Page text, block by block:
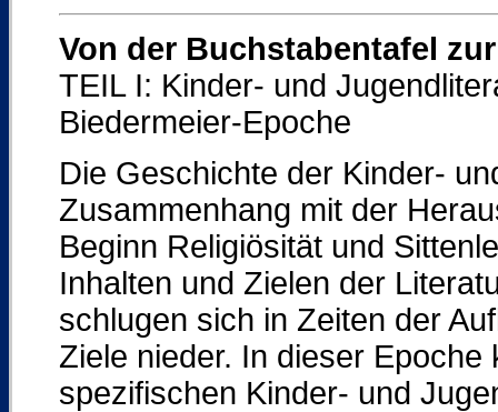
Von der Buchstabentafel
TEIL I: Kinder- und
Biedermeier-Epoche
Die Geschichte der Kinder-
Zusammenhang mit der
Beginn Religiösität und
Inhalten und Zielen der
schlugen sich in Zeiten der
Ziele nieder. In dieser
spezifischen Kinder- und